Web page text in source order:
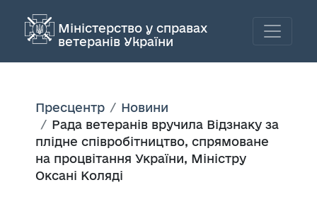
Міністерство у справах
ветеранів України
Пресцентр
Новини
Рада ветеранів вручила Відзнаку за
плідне співробітництво, спрямоване
на процвітання України, Міністру
Оксані Коляді